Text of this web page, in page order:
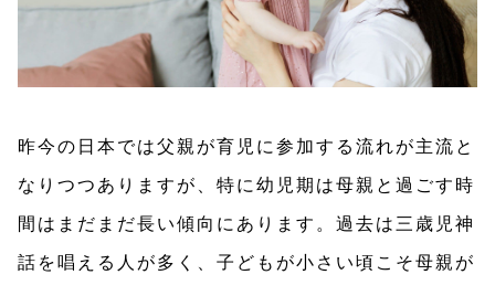
昨今の日本では父親が育児に参加する流れが主流と
なりつつありますが、特に幼児期は母親と過ごす時
間はまだまだ長い傾向にあります。過去は三歳児神
話を唱える人が多く、子どもが小さい頃こそ母親が